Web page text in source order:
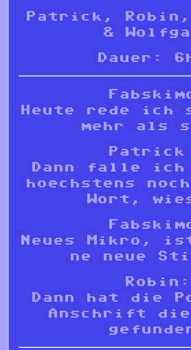
Patrick, Robin,
&
Dauer:
Heute rede ich
mehr als
Patrick
Dann falle ich
hoechstens
Wort,
Neues Mikro,
ne neue
Robin:
Dann hat die
Anschrift